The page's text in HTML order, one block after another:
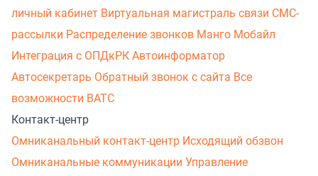
личный кабинет Виртуальная магистраль связи СМС-
рассылки Распределение звонков Манго Мобайл
Интеграция с ОПДкРК Автоинформатор
Автосекретарь Обратный звонок с сайта Все
возможности ВАТС
Контакт-центр
Омниканальный контакт-центр Исходящий обзвон
Омниканальные коммуникации Управление